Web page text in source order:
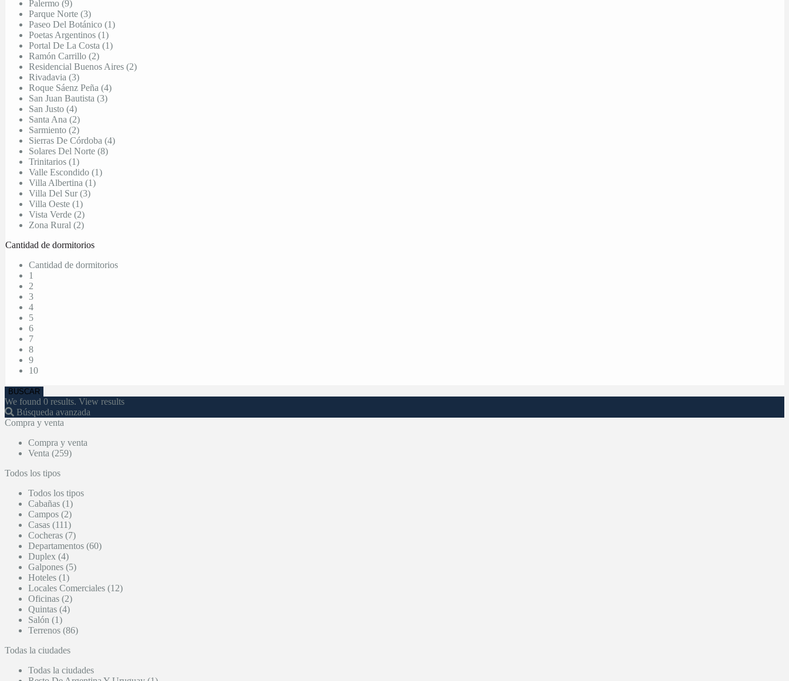
Palermo (9)
Parque Norte (3)
Paseo Del Botánico (1)
Poetas Argentinos (1)
Portal De La Costa (1)
Ramón Carrillo (2)
Residencial Buenos Aires (2)
Rivadavia (3)
Roque Sáenz Peña (4)
San Juan Bautista (3)
San Justo (4)
Santa Ana (2)
Sarmiento (2)
Sierras De Córdoba (4)
Solares Del Norte (8)
Trinitarios (1)
Valle Escondido (1)
Villa Albertina (1)
Villa Del Sur (3)
Villa Oeste (1)
Vista Verde (2)
Zona Rural (2)
Cantidad de dormitorios
Cantidad de dormitorios
1
2
3
4
5
6
7
8
9
10
We found 0 results. View results
Búsqueda avanzada
Compra y venta
Compra y venta
Venta (259)
Todos los tipos
Todos los tipos
Cabañas (1)
Campos (2)
Casas (111)
Cocheras (7)
Departamentos (60)
Duplex (4)
Galpones (5)
Hoteles (1)
Locales Comerciales (12)
Oficinas (2)
Quintas (4)
Salón (1)
Terrenos (86)
Todas la ciudades
Todas la ciudades